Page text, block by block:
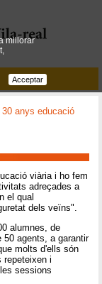
30 anys educació
viària i ho fem
adreçades a
el qual
dels veïns".
alumnes, de
50 agents, a garantir
molts d'ells són
repeteixen i
sessions
millorar
Acceptar